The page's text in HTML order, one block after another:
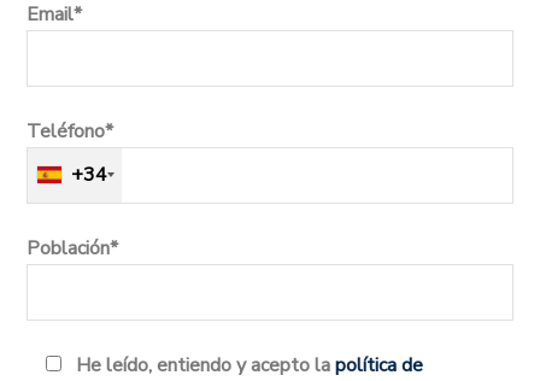
Email*
Teléfono*
+34
Población*
He leído, entiendo y acepto lapolítica de